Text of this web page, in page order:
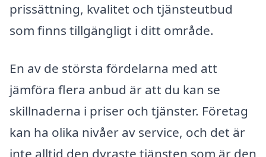
prissättning, kvalitet och tjänsteutbud
som finns tillgängligt i ditt område.
En av de största fördelarna med att
jämföra flera anbud är att du kan se
skillnaderna i priser och tjänster. Företag
kan ha olika nivåer av service, och det är
inte alltid den dyraste tjänsten som är den